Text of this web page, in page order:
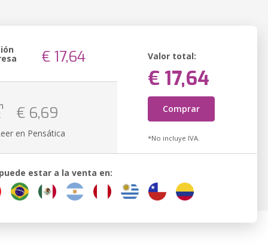
€ 17,64 Valor total:
€ 17,64
Comprar
*No incluye IVA.
€ 6,69
en Pensática
estar a la venta en: